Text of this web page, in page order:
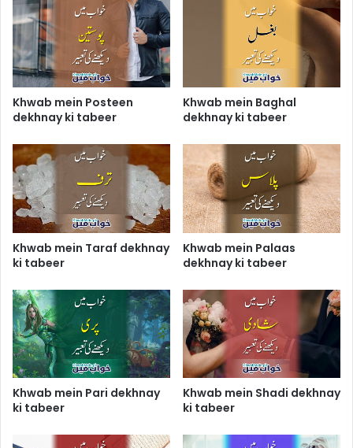
Khwab mein Posteen
dekhnay ki tabeer
Khwab mein Baghal
dekhnay ki tabeer
Khwab mein Taraf dekhnay
ki tabeer
Khwab mein Palaas
dekhnay ki tabeer
Khwab mein Pari dekhnay
ki tabeer
Khwab mein Shadi dekhnay
ki tabeer